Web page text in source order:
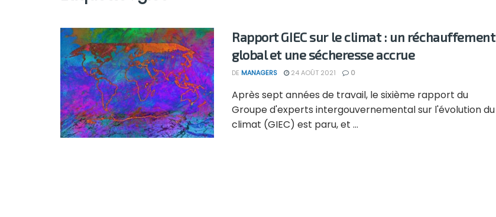
Rapport GIEC sur le climat : un réchauffement
global et une sécheresse accrue
DE MANAGERS 24 AOÛT 2021 0
Après sept années de travail, le sixième rapport du
Groupe d'experts intergouvernemental sur l'évolution du
climat (GIEC) est paru, et ...